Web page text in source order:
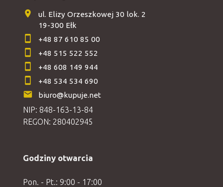
ul. Elizy Orzeszkowej 30 lok. 2
19-300 Ełk
+48 87 610 85 00
+48 515 522 552
+48 608 149 944
+48 534 534 690
biuro@kupuje.net
NIP: 848-163-13-84
REGON: 280402945
Godziny otwarcia
Pon. - Pt.: 9:00 - 17:00